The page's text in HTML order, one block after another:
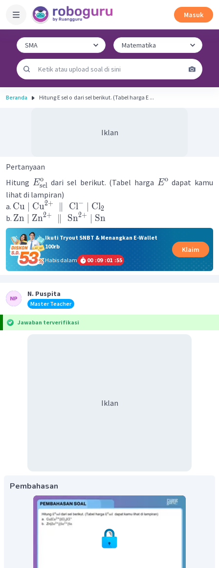
Masuk
Beranda Hitung E sel o ​ dari sel berikut. (Tabel harga E ...
Iklan
Pertanyaan
Hitung Esel
o dari sel berikut. (Tabel harga Eo dapat kamu
lihat di lampiran)
a. Cu Cu2+ Cl− Cl2
b. Zn Zn2+ Sn2+ Sn
Ikuti Tryout SNBT & Menangkan E-Wallet
100rb
Habis dalam
00 :09 :01 :55
Klaim
N. Puspita
Master Teacher
Jawaban terverifikasi
Iklan
Pembahasan